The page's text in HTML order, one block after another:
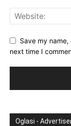
Save my
next time I
Oglasi -